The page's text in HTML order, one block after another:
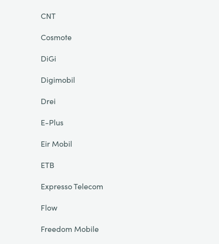
CNT
Cosmote
DiGi
Digimobil
Drei
E-Plus
Eir Mobil
ETB
Expresso Telecom
Flow
Freedom Mobile